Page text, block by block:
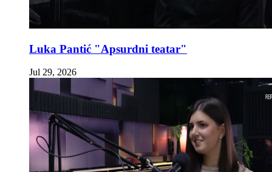
Luka Pantić "Apsurdni teatar"
Jul 29, 2026